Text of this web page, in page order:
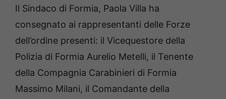
Il Sindaco di Formia, Paola Villa ha
consegnato ai rappresentanti delle Forze
dell’ordine presenti: il Vicequestore della
Polizia di Formia Aurelio Metelli, il Tenente
della Compagnia Carabinieri di Formia
Massimo Milani, il Comandante della